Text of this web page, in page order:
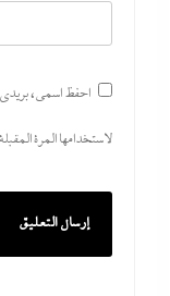
احفظ اسمي، بريدي
لاستخدامها المرة